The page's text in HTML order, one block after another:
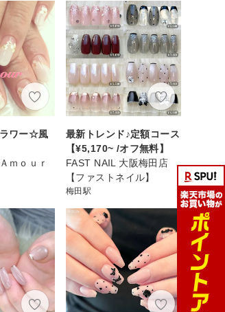
ワー☆風
ｍｏｕｒ
最新トレンド♪定額コース
【¥5,170~ /オフ無料】
FAST NAIL 大阪梅田店
【ファストネイル】
梅田駅